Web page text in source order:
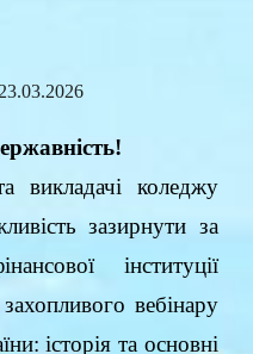
23.03.2026
викладачі коледжу
зазирнути за
інституції
вебінару
історія та основні